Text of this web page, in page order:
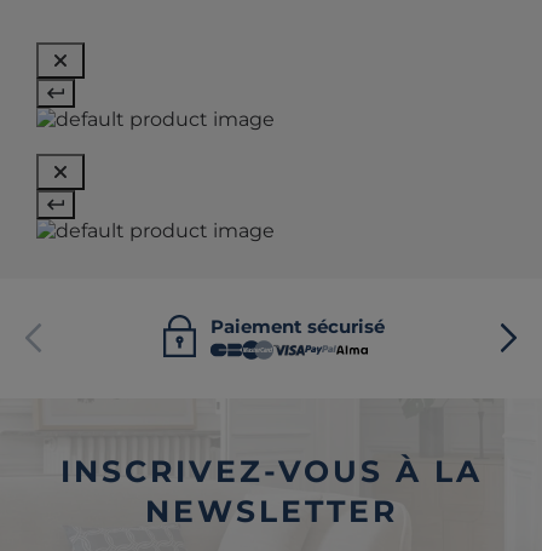
Paiement sécurisé
INSCRIVEZ-VOUS À LA
NEWSLETTER